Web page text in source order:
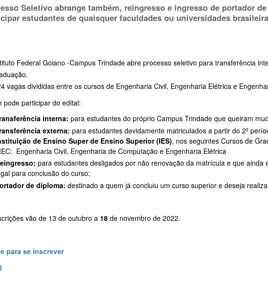
Seletivo abrange também, reingresso e ingresso de portador
estudantes de quaisquer faculdades ou universidades
Federal Goiano -Campus Trindade abre processo seletivo para transferência
vagas divididas entre os cursos de Engenharia Civil, Engenharia Elétrica e
pode participar do edital:
interna: para estudantes do próprio Campus Trindade que queiram
externa: para estudantes devidamente matriculados a partir do 2º
de Ensino Super de Ensino Superior (IES), nos seguintes Cursos de
Engenharia Civil, Engenharia de Computação e Engenharia Elétrica
para estudantes desligados por não renovação da matrícula e que ainda
para conclusão do curso;
de diploma: destinado a quem já concluiu um curso superior e deseja
vão de 13 de outubro a 18 de novembro de 2022.
para se inscrever